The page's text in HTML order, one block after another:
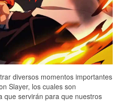
diversos momentos importantes
Slayer, los cuales son
que servirán para que nuestros